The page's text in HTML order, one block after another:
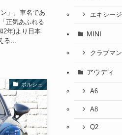
」。車名であ
正気あふれる
2年)より日本
る...
ポルシェ
エキシージ
MINI
クラブマン
アウディ
A6
A8
Q2